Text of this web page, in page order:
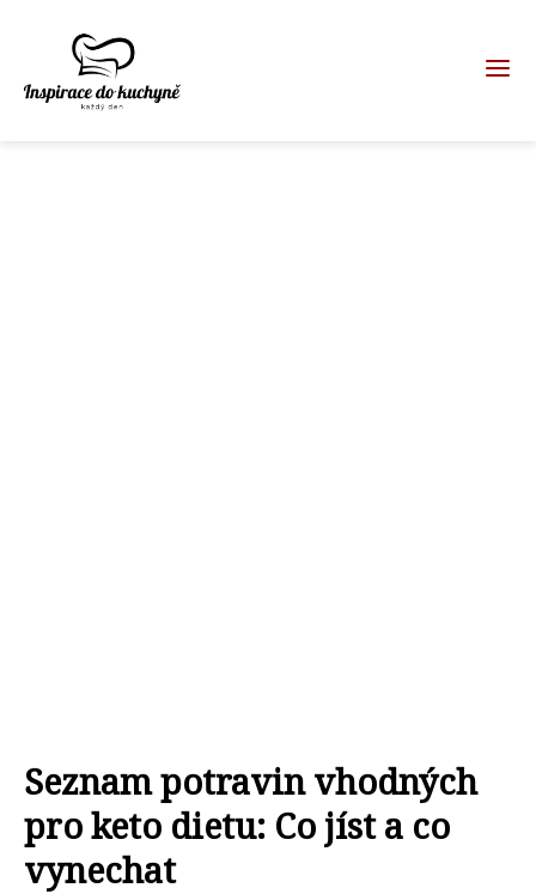
Seznam potravin vhodných
pro keto dietu: Co jíst a co
vynechat